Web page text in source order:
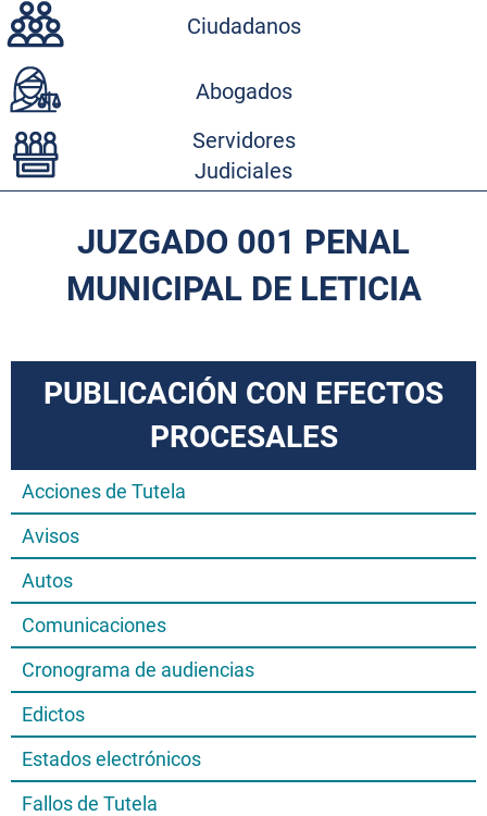
Ciudadanos
Abogados
Servidores
Judiciales
JUZGADO 001 PENAL
MUNICIPAL DE LETICIA
PUBLICACIÓN CON EFECTOS
PROCESALES
Acciones de Tutela
Avisos
Autos
Comunicaciones
Cronograma de audiencias
Edictos
Estados electrónicos
Fallos de Tutela